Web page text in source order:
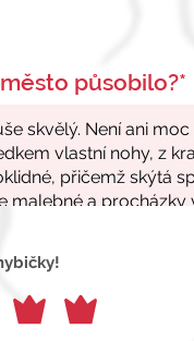
působilo?*